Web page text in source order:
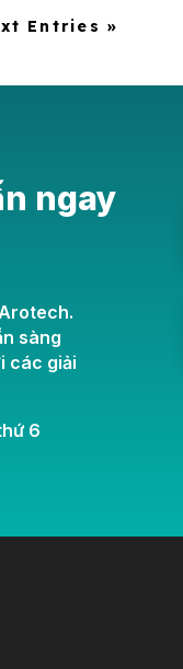
Entries »
ngay
sàng
các giải
6